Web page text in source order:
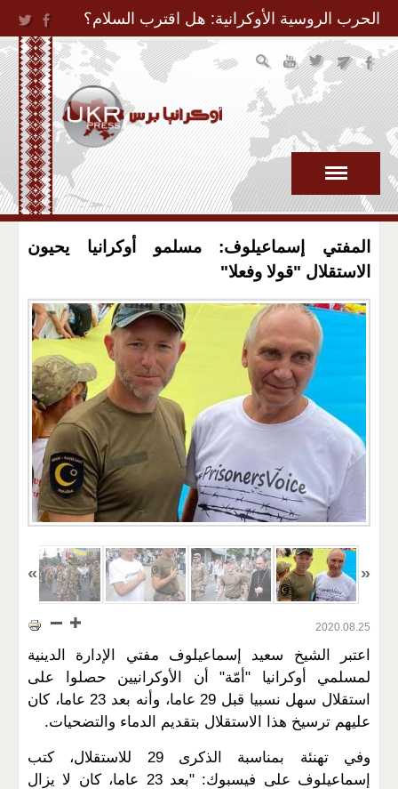
Jump to Navigation
الحرب الروسية الأوكرانية: هل اقترب السلام؟
المفتي إسماعيلوف: مسلمو أوكرانيا يحيون
الاستقلال "قولا وفعلا"
2020.08.25
اعتبر الشيخ سعيد إسماعيلوف مفتي الإدارة الدينية
لمسلمي أوكرانيا "أمّة" أن الأوكرانيين حصلوا على
استقلال سهل نسبيا قبل 29 عاما، وأنه بعد 23 عاما، كان
عليهم ترسيخ هذا الاستقلال بتقديم الدماء والتضحيات.
وفي تهنئة بمناسبة الذكرى 29 للاستقلال، كتب
إسماعيلوف على فيسبوك: "بعد 23 عاما، كان لا يزال